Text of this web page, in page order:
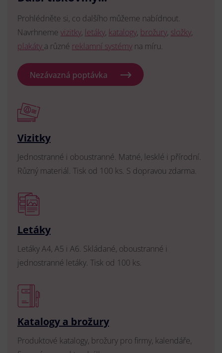
Prohlédněte si, co dalšího můžeme nabídnout.
Navrhneme vizitky, letáky, katalogy, brožury, složky,
plakáty a různé reklamní systémy na míru.
Nezávazná poptávka
Vizitky
Jednostranné i oboustranné. Matné, lesklé i přírodní.
Různý materiál. Tisk od 100 ks. S dopravou zdarma.
Letáky
Letáky A4, A5 i A6. Skládané, oboustranné i
jednostranné letáky. Tisk od 100 ks.
Katalogy a brožury
Produktové katalogy, brožury pro firmy, kalendáře,